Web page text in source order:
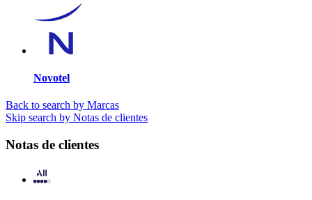
Novotel
Back to search by Marcas
Skip search by Notas de clientes
Notas de clientes